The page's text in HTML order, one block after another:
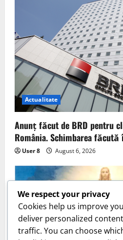
Actualitate
Anunț făcut de BRD pentru
România. Schimbarea
User 8 August 6, 2026
We respect your privacy
Cookies help us improve
deliver personalized
traffic. You can choose